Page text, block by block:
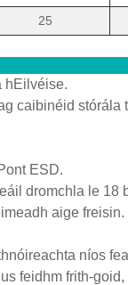
25
hEilvéise.
caibinéid stórála
ESD.
dromchla le 18
aige freisin.
níos
feidhm frith-